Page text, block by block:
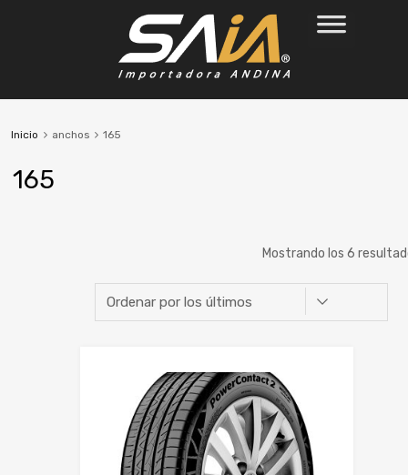
Inicio anchos 165
165
Mostrando los 6